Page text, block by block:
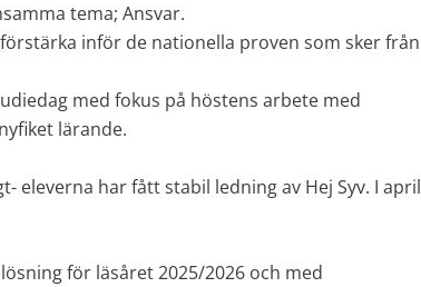
tema; Ansvar.
inför de nationella proven som sker från
med fokus på höstens arbete med
lärande.
eleverna har fått stabil ledning av Hej Syv. I april
för läsåret 2025/2026 och med